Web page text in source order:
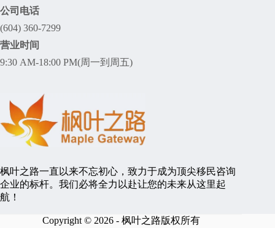
公司电话
(604) 360-7299
营业时间
9:30 AM-18:00 PM(周一到周五)
枫叶之路一直以来不忘初心，致力于成为顶尖移民咨询
企业的标杆。我们必将全力以赴让您的未来从这里起
航！
Copyright © 2026 - 枫叶之路版权所有